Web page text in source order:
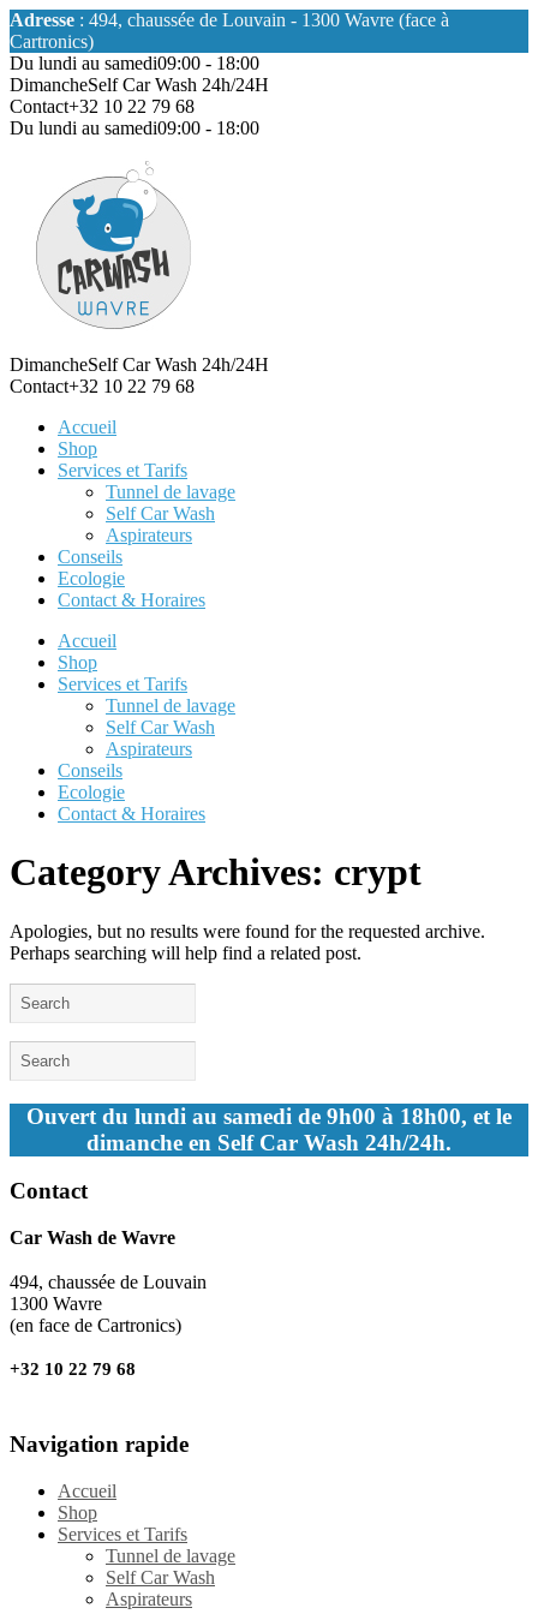
Adresse : 494, chaussée de Louvain - 1300 Wavre (face à
Cartronics)
Du lundi au samedi09:00 - 18:00
DimancheSelf Car Wash 24h/24H
Contact+32 10 22 79 68
Du lundi au samedi09:00 - 18:00
DimancheSelf Car Wash 24h/24H
Contact+32 10 22 79 68
Accueil
Shop
Services et Tarifs
Tunnel de lavage
Self Car Wash
Aspirateurs
Conseils
Ecologie
Contact & Horaires
Accueil
Shop
Services et Tarifs
Tunnel de lavage
Self Car Wash
Aspirateurs
Conseils
Ecologie
Contact & Horaires
Category Archives: crypt
Apologies, but no results were found for the requested archive.
Perhaps searching will help find a related post.
Ouvert du lundi au samedi de 9h00 à 18h00, et le
dimanche en Self Car Wash 24h/24h.
Contact
Car Wash de Wavre
494, chaussée de Louvain
1300 Wavre
(en face de Cartronics)
+32 10 22 79 68
Navigation rapide
Accueil
Shop
Services et Tarifs
Tunnel de lavage
Self Car Wash
Aspirateurs